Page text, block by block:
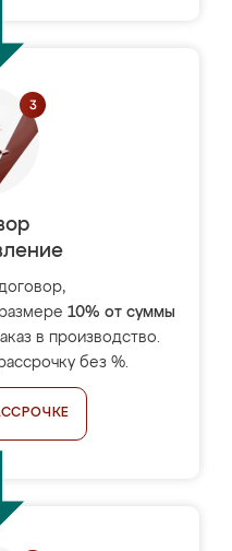
10% от суммы
в производство.
без %.